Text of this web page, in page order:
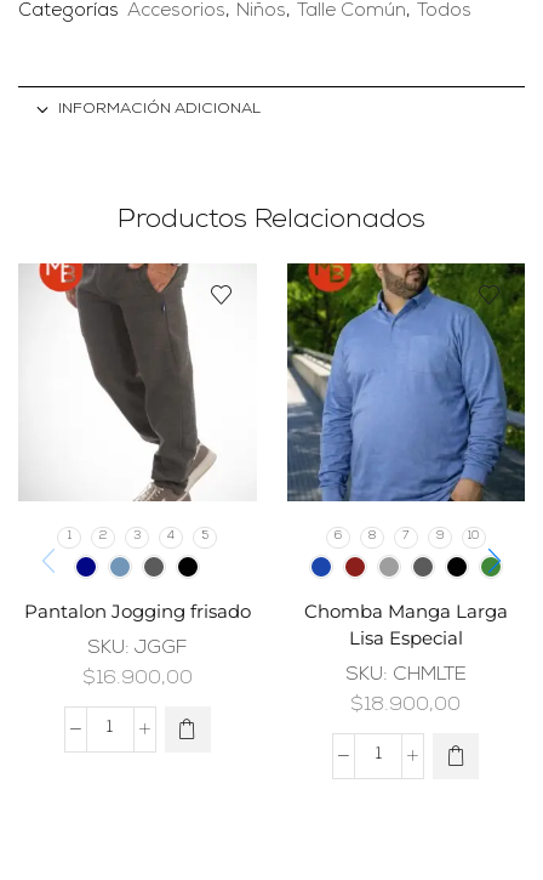
Categorías Accesorios, Niños, Talle Común, Todos
INFORMACIÓN ADICIONAL
Productos Relacionados
1 2 3 4 5
Pantalon Jogging frisado
SKU:JGGF
$16.900,00
6 8 7 9 10
Chomba Manga Larga
Lisa Especial
SKU: CHMLTE
$18.900,00